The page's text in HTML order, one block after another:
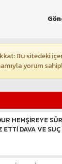
Bu sitedeki
yorum
HEMŞİREYE
ETTİ DAVA VE